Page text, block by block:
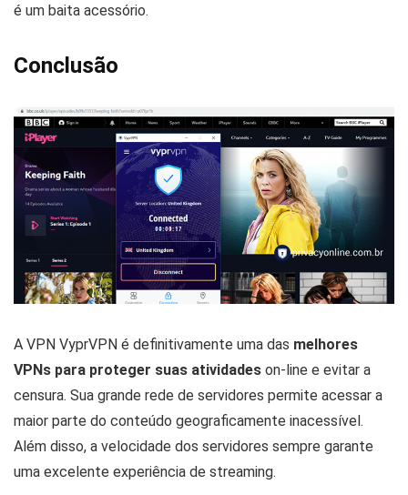
é um baita acessório.
Conclusão
A VPN VyprVPN é definitivamente uma das melhores
VPNs para proteger suas atividades on-line e evitar a
censura. Sua grande rede de servidores permite acessar a
maior parte do conteúdo geograficamente inacessível.
Além disso, a velocidade dos servidores sempre garante
uma excelente experiência de streaming.